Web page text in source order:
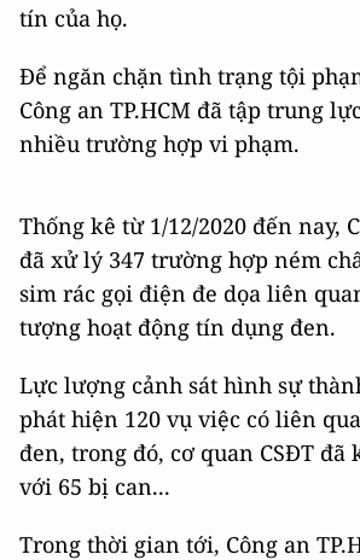
tín của họ.
Để ngăn chặn tình trạng tội
Công an TP.HCM đã tập trung
nhiều trường hợp vi phạm.
Thống kê từ 1/12/2020 đến nay,
đã xử lý 347 trường hợp ném
sim rác gọi điện đe dọa liên
tượng hoạt động tín dụng đen.
Lực lượng cảnh sát hình sự
phát hiện 120 vụ việc có liên
đen, trong đó, cơ quan CSĐT đã
với 65 bị can...
Trong thời gian tới, Công an